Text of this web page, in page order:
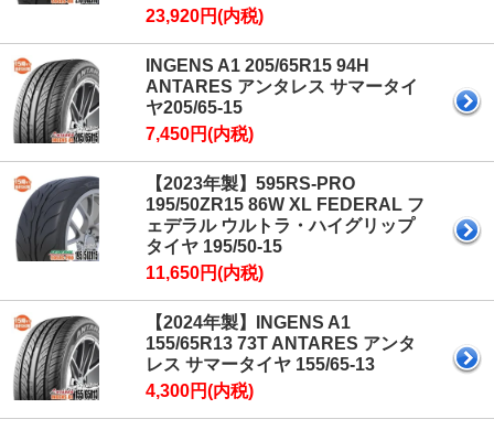
23,920円(内税)
INGENS A1 205/65R15 94H
ANTARES アンタレス サマータイ
ヤ205/65-15
7,450円(内税)
【2023年製】595RS-PRO
195/50ZR15 86W XL FEDERAL フ
ェデラル ウルトラ・ハイグリップ
タイヤ 195/50-15
11,650円(内税)
【2024年製】INGENS A1
155/65R13 73T ANTARES アンタ
レス サマータイヤ 155/65-13
4,300円(内税)